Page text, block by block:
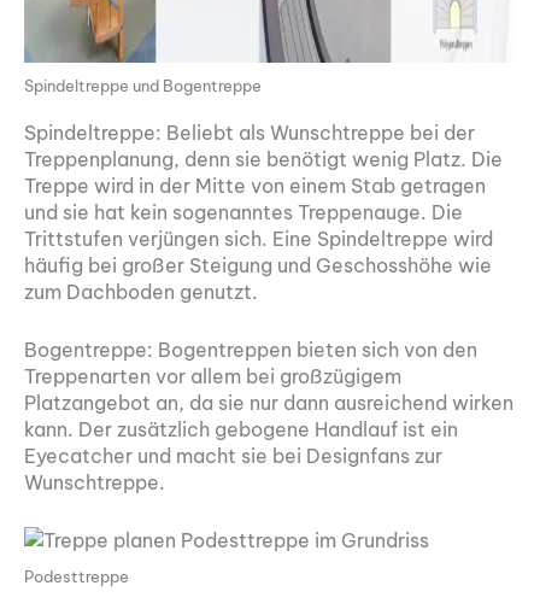
Spindeltreppe und Bogentreppe
Spindeltreppe: Beliebt als Wunschtreppe bei der
Treppenplanung, denn sie benötigt wenig Platz. Die
Treppe wird in der Mitte von einem Stab getragen
und sie hat kein sogenanntes Treppenauge. Die
Trittstufen verjüngen sich. Eine Spindeltreppe wird
häufig bei großer Steigung und Geschosshöhe wie
zum Dachboden genutzt.
Bogentreppe: Bogentreppen bieten sich von den
Treppenarten vor allem bei großzügigem
Platzangebot an, da sie nur dann ausreichend wirken
kann. Der zusätzlich gebogene Handlauf ist ein
Eyecatcher und macht sie bei Designfans zur
Wunschtreppe.
Podesttreppe